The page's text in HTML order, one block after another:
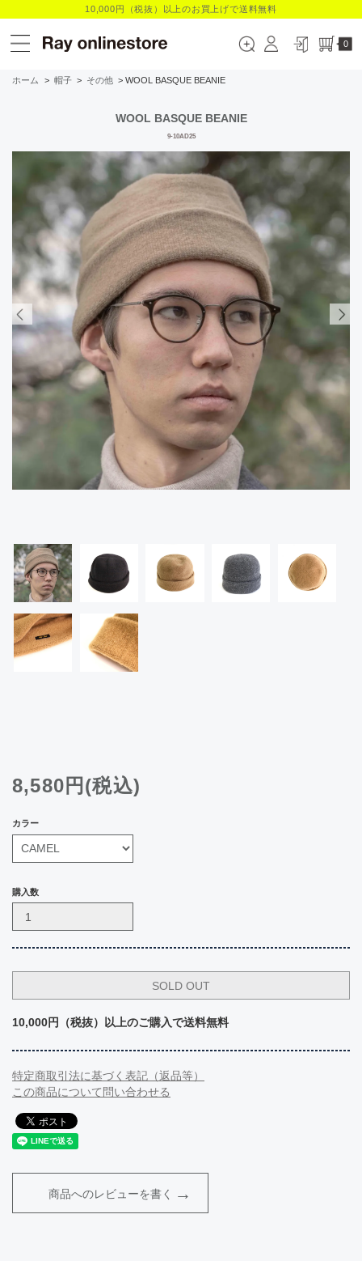
10,000円（税抜）以上のお買上げで送料無料
0
ホーム > 帽子 > その他 > WOOL BASQUE BEANIE
WOOL BASQUE BEANIE
9-10AD25
8,580円(税込)
カラー
購入数
10,000円（税抜）以上のご購入で送料無料
特定商取引法に基づく表記（返品等）
この商品について問い合わせる
商品へのレビューを書く